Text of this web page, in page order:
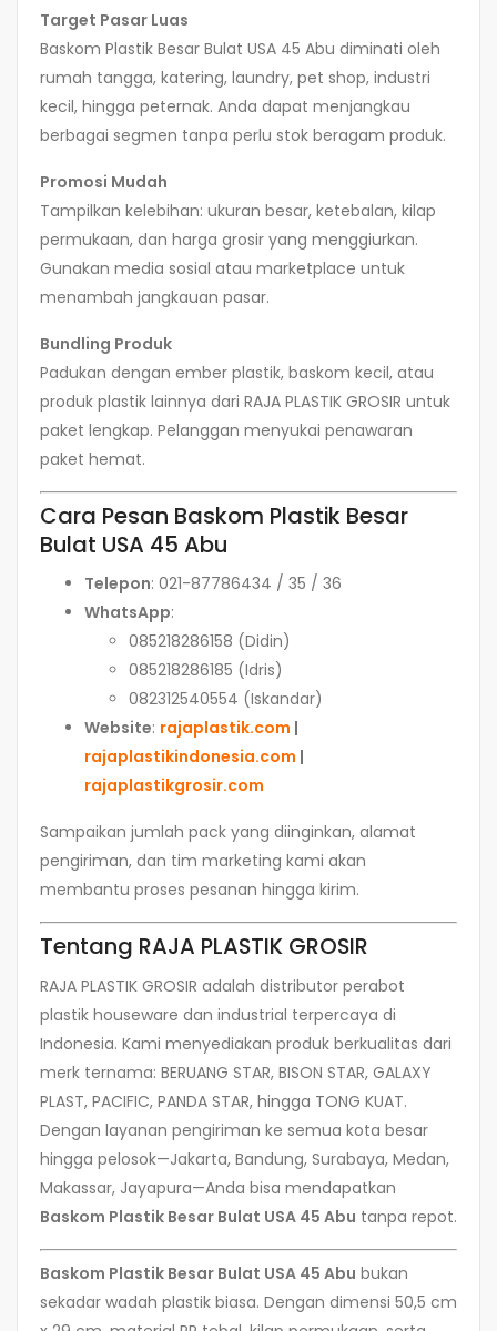
Target Pasar Luas
Baskom Plastik Besar Bulat USA 45 Abu diminati oleh
rumah tangga, katering, laundry, pet shop, industri
kecil, hingga peternak. Anda dapat menjangkau
berbagai segmen tanpa perlu stok beragam produk.
Promosi Mudah
Tampilkan kelebihan: ukuran besar, ketebalan, kilap
permukaan, dan harga grosir yang menggiurkan.
Gunakan media sosial atau marketplace untuk
menambah jangkauan pasar.
Bundling Produk
Padukan dengan ember plastik, baskom kecil, atau
produk plastik lainnya dari RAJA PLASTIK GROSIR untuk
paket lengkap. Pelanggan menyukai penawaran
paket hemat.
Cara Pesan Baskom Plastik Besar
Bulat USA 45 Abu
Telepon: 021-87786434 / 35 / 36
WhatsApp:
085218286158 (Didin)
085218286185 (Idris)
082312540554 (Iskandar)
Website: rajaplastik.com |
rajaplastikindonesia.com |
rajaplastikgrosir.com
Sampaikan jumlah pack yang diinginkan, alamat
pengiriman, dan tim marketing kami akan
membantu proses pesanan hingga kirim.
Tentang RAJA PLASTIK GROSIR
RAJA PLASTIK GROSIR adalah distributor perabot
plastik houseware dan industrial terpercaya di
Indonesia. Kami menyediakan produk berkualitas dari
merk ternama: BERUANG STAR, BISON STAR, GALAXY
PLAST, PACIFIC, PANDA STAR, hingga TONG KUAT.
Dengan layanan pengiriman ke semua kota besar
hingga pelosok—Jakarta, Bandung, Surabaya, Medan,
Makassar, Jayapura—Anda bisa mendapatkan
Baskom Plastik Besar Bulat USA 45 Abu tanpa repot.
Baskom Plastik Besar Bulat USA 45 Abu bukan
sekadar wadah plastik biasa. Dengan dimensi 50,5 cm